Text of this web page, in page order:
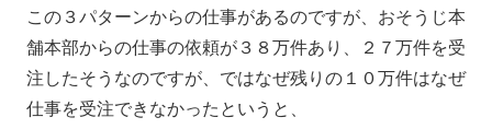
この３パターンからの仕事があるのですが、おそうじ本
舗本部からの仕事の依頼が３８万件あり、２７万件を受
注したそうなのですが、ではなぜ残りの１０万件はなぜ
仕事を受注できなかったというと、